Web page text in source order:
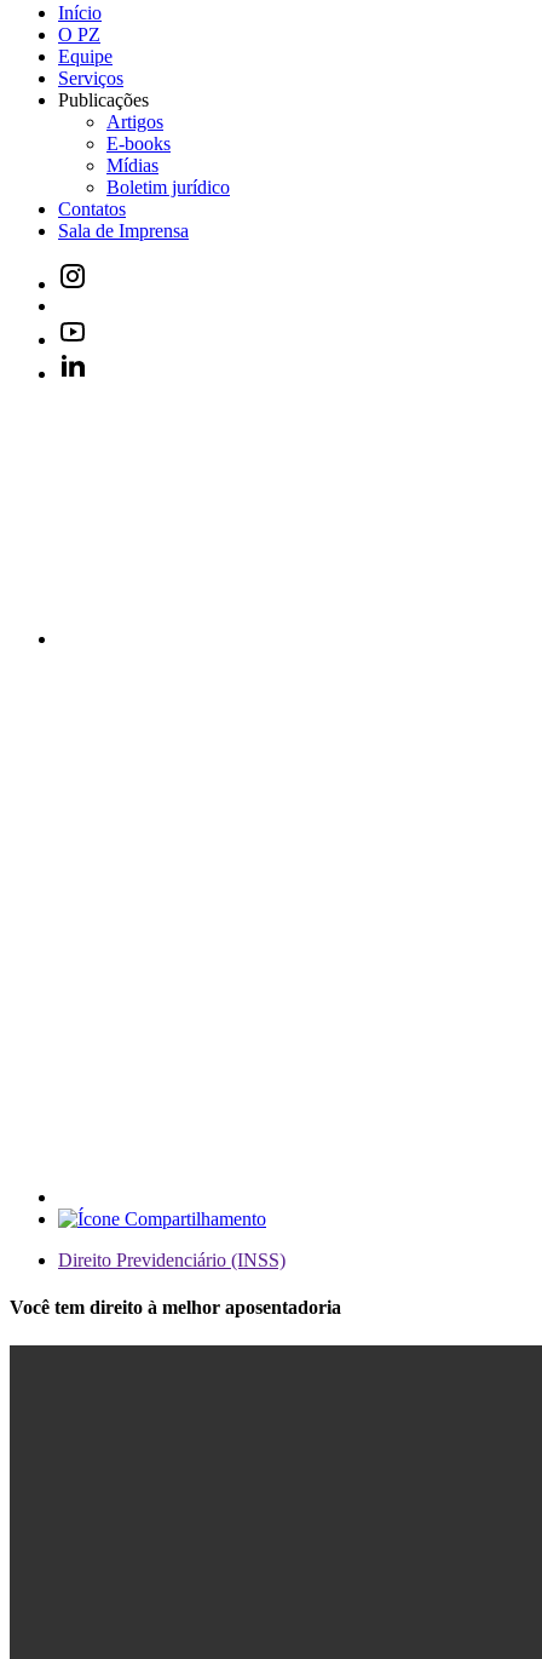
Início
O PZ
Equipe
Serviços
Publicações
Artigos
E-books
Mídias
Boletim jurídico
Contatos
Sala de Imprensa
Direito Previdenciário (INSS)
Você tem direito à melhor aposentadoria